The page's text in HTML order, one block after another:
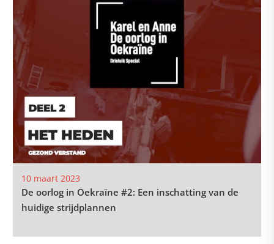
10 maart 2023
De oorlog in Oekraïne #2: Een inschatting van de
huidige strijdplannen